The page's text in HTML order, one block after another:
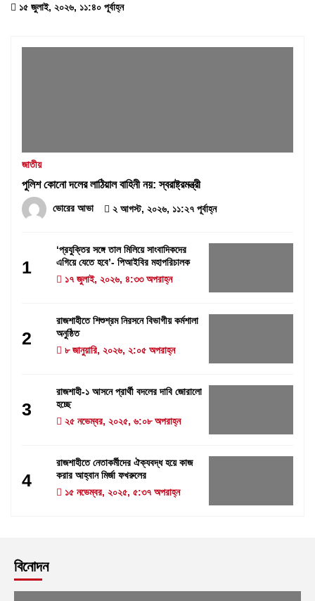
১৫ জুলাই, ২০২৬, ১১:৪০ পূর্বাহ্ন
জাতীয়
পুলিশ কোনো দলের লাঠিয়াল বাহিনী নয়: স্বরাষ্ট্রমন্ত্রী
ভোরের আভা ২ আগস্ট, ২০২৬, ১১:২৭ পূর্বাহ্ন
1
‘প্রযুক্তির সঙ্গে তাল মিলিয়ে সাংবাদিকদের
এগিয়ে যেতে হবে’- পিআইবির মহাপরিচালক
১৭ জুলাই, ২০২৬, ৪:৩৩ অপরাহ্ন
2
রাজশাহীতে শিশুশ্রম নিরসনে বিভাগীয় কর্মশালা
অনুষ্ঠিত
৮ জানুয়ারি, ২০২৬, ২:০৫ অপরাহ্ন
3
রাজশাহী-১ আসনে প্রার্থী বদলের দাবি জোরালো
হচ্ছে
২৫ নভেম্বর, ২০২৫, ৬:০৮ অপরাহ্ন
4
রাজশাহীতে নেতাকর্মীদের ঐক্যবদ্ধ হয়ে কাজ
করার আহ্বান মির্জা ফখরুলের
১৫ নভেম্বর, ২০২৫, ৫:৩৭ অপরাহ্ন
বিনোদন